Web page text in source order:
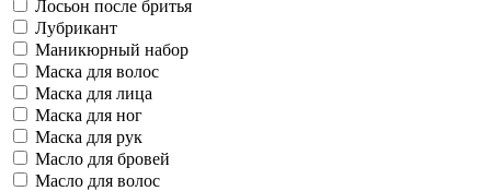
Лосьон после бритья
Лубрикант
Маникюрный набор
Маска для волос
Маска для лица
Маска для ног
Маска для рук
Масло для бровей
Масло для волос